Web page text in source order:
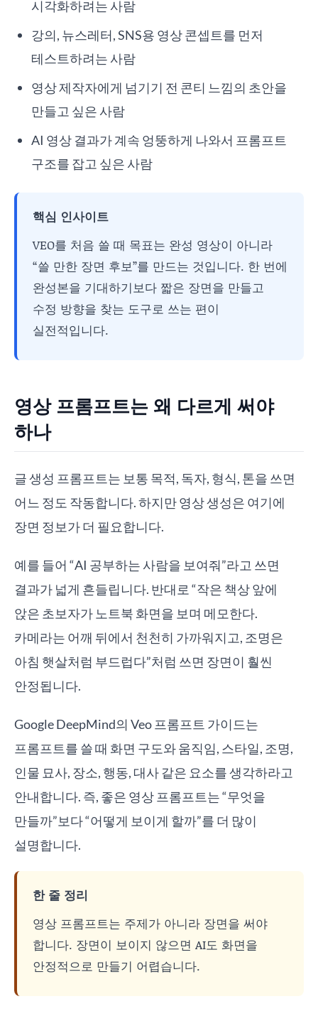
시각화하려는 사람
강의, 뉴스레터, SNS용 영상 콘셉트를 먼저
테스트하려는 사람
영상 제작자에게 넘기기 전 콘티 느낌의 초안을
만들고 싶은 사람
AI 영상 결과가 계속 엉뚱하게 나와서 프롬프트
구조를 잡고 싶은 사람
핵심 인사이트
VEO를 처음 쓸 때 목표는 완성 영상이 아니라
“쓸 만한 장면 후보”를 만드는 것입니다. 한 번에
완성본을 기대하기보다 짧은 장면을 만들고
수정 방향을 찾는 도구로 쓰는 편이
실전적입니다.
영상 프롬프트는 왜 다르게 써야
하나
글 생성 프롬프트는 보통 목적, 독자, 형식, 톤을 쓰면
어느 정도 작동합니다. 하지만 영상 생성은 여기에
장면 정보가 더 필요합니다.
예를 들어 “AI 공부하는 사람을 보여줘”라고 쓰면
결과가 넓게 흔들립니다. 반대로 “작은 책상 앞에
앉은 초보자가 노트북 화면을 보며 메모한다.
카메라는 어깨 뒤에서 천천히 가까워지고, 조명은
아침 햇살처럼 부드럽다”처럼 쓰면 장면이 훨씬
안정됩니다.
Google DeepMind의 Veo 프롬프트 가이드는
프롬프트를 쓸 때 화면 구도와 움직임, 스타일, 조명,
인물 묘사, 장소, 행동, 대사 같은 요소를 생각하라고
안내합니다. 즉, 좋은 영상 프롬프트는 “무엇을
만들까”보다 “어떻게 보이게 할까”를 더 많이
설명합니다.
한 줄 정리
영상 프롬프트는 주제가 아니라 장면을 써야
합니다. 장면이 보이지 않으면 AI도 화면을
안정적으로 만들기 어렵습니다.